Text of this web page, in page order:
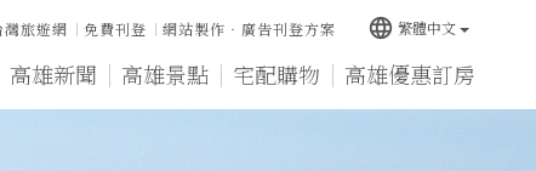
高雄新聞 高雄景點 宅配購物 高雄優惠訂房
灣旅遊網 免費刊登 網站製作‧廣告刊登方案 language 繁體中文